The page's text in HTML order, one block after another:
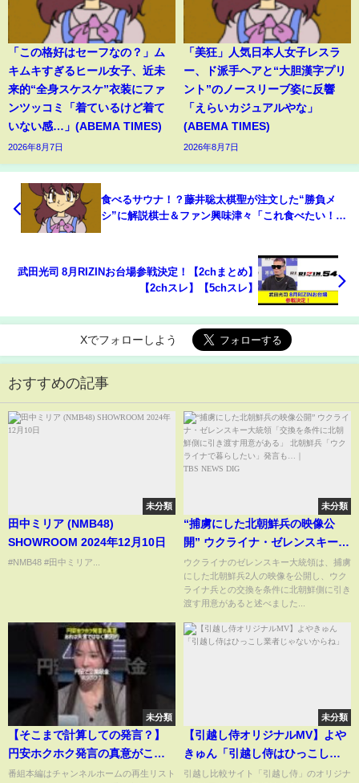
「この格好はセーフなの？」ム
キムキすぎるヒール女子、近未
来的“全身スケスケ”衣装にファ
ンツッコミ「着ているけど着て
いない感…」(ABEMA TIMES)
2026年8月7日
「美狂」人気日本人女子レスラ
ー、ド派手ヘアと“大胆漢字プリ
ント”のノースリーブ姿に反響
「えらいカジュアルやな」
(ABEMA TIMES)
2026年8月7日
食べるサウナ！？藤井聡太棋聖が注文した“勝負メ
シ”に解説棋士＆ファン興味津々「これ食べたい！」
武田光司 8月RIZINお台場参戦決定！【2chまとめ】
【2chスレ】【5chスレ】
Xでフォローしよう
おすすめの記事
未分類
田中ミリア (NMB48)
SHOWROOM 2024年12月10日
#NMB48 #田中ミリア...
未分類
“捕虜にした北朝鮮兵の映像公
開” ウクライナ・ゼレンスキー大
統領「交換を条件に北朝鮮側に
引き渡す用意がある」 北朝鮮兵
「ウクライナで暮らしたい」発
ウクライナのゼレンスキー大統領は、捕虜
にした北朝鮮兵2人の映像を公開し、ウク
ライナ兵との交換を条件に北朝鮮側に引き
渡す用意があると述べました...
未分類
【そこまで計算しての発言？】
円安ホクホク発言の真意がこち
ら#noborder #ノーボーダー
番組本編はチャンネルホームの再生リスト
未分類
【引越し侍オリジナルMV】よや
きゅん「引越し侍はひっこし業
者じゃないからね」
引越し比較サイト「引越し侍」のオリジナ